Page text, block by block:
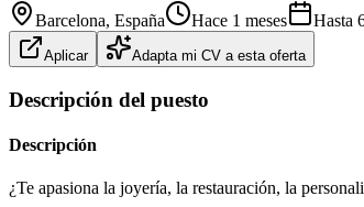
Barcelona, España Hace 1 meses Hasta
Aplicar Adapta mi CV a esta oferta
Descripción del puesto
Descripción
¿Te apasiona la joyería, la restauración, la